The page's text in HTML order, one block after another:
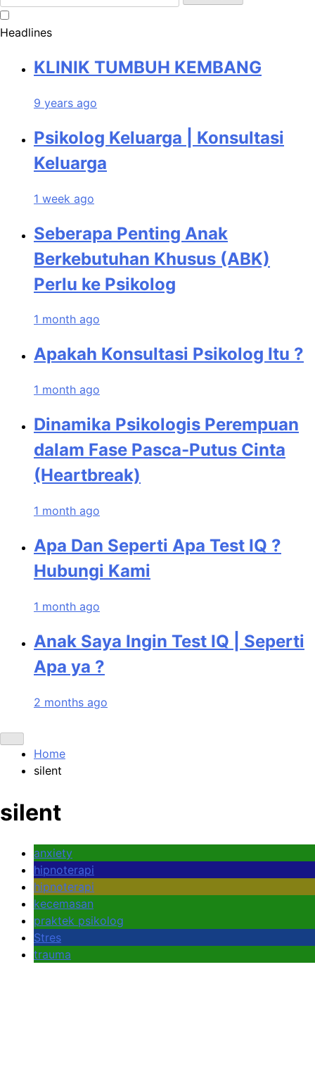
for:
Headlines
KLINIK TUMBUH KEMBANG
9 years ago
Psikolog Keluarga | Konsultasi
Keluarga
1 week ago
Seberapa Penting Anak
Berkebutuhan Khusus (ABK)
Perlu ke Psikolog
1 month ago
Apakah Konsultasi Psikolog Itu ?
1 month ago
Dinamika Psikologis Perempuan
dalam Fase Pasca-Putus Cinta
(Heartbreak)
1 month ago
Apa Dan Seperti Apa Test IQ ?
Hubungi Kami
1 month ago
Anak Saya Ingin Test IQ | Seperti
Apa ya ?
2 months ago
Home
silent
silent
anxiety
hipnoterapi
hipnoterapi
kecemasan
praktek psikolog
Stres
trauma